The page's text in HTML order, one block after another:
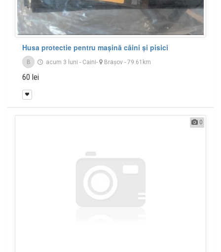
Husa protectie pentru mașină câini și pisici
B acum 3 luni - Caini- Braşov- 79.61km
60 lei
0